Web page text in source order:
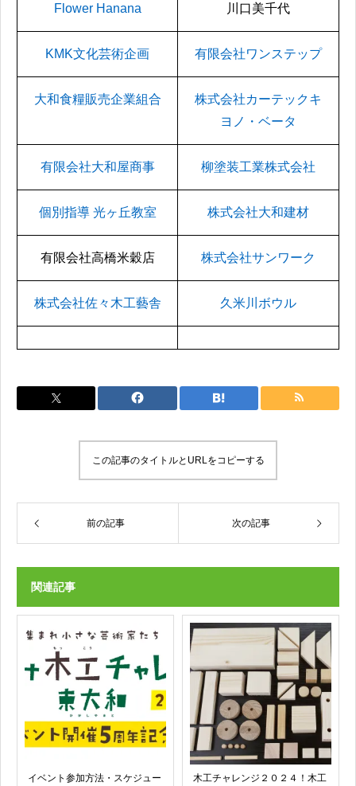
Flower Hanana 川口美千代
KMK文化芸術企画 有限会社ワンステップ
大和食糧販売企業組合
株式会社カーテックキ
ヨノ・ベータ
有限会社大和屋商事 柳塗装工業株式会社
個別指導 光ヶ丘教室 株式会社大和建材
有限会社高橋米穀店 株式会社サンワーク
株式会社佐々木工藝舎 久米川ボウル
この記事のタイトルとURLをコピーする
前の記事 次の記事
関連記事
イベント参加方法・スケジュー
木工チャレンジ２０２４！木工